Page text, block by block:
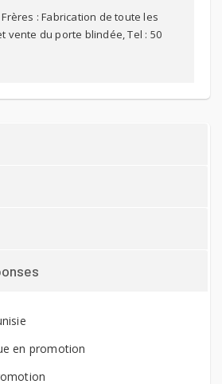
: Fabrication de toute les
vente du porte blindée, Tel : 50
en promotion